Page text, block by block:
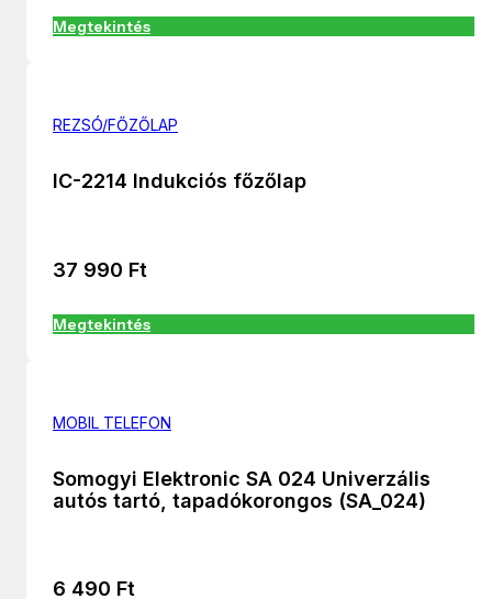
Megtekintés
REZSÓ/FŐZŐLAP
IC-2214 Indukciós főzőlap
37 990 Ft
Megtekintés
MOBIL TELEFON
Somogyi Elektronic SA 024 Univerzális
autós tartó, tapadókorongos (SA_024)
6 490 Ft